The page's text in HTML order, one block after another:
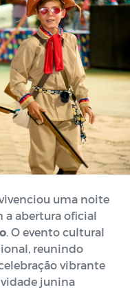
uma noite
a abertura oficial
. O evento cultural
reunindo
vibrante
junina